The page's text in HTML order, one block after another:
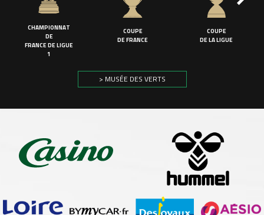
CHAMPIONNAT
DE
FRANCE DE LIGUE
1
COUPE
DE FRANCE
COUPE
DE LA LIGUE
> MUSÉE DES VERTS